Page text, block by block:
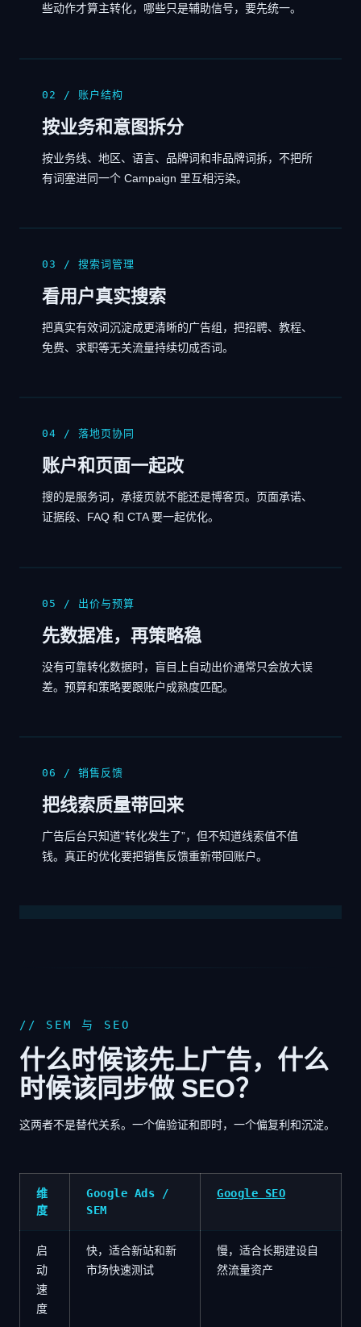
些动作才算主转化，哪些只是辅助信号，要先统一。
02 / 账户结构
按业务和意图拆分
按业务线、地区、语言、品牌词和非品牌词拆，不把所
有词塞进同一个 Campaign 里互相污染。
03 / 搜索词管理
看用户真实搜索
把真实有效词沉淀成更清晰的广告组，把招聘、教程、
免费、求职等无关流量持续切成否词。
04 / 落地页协同
账户和页面一起改
搜的是服务词，承接页就不能还是博客页。页面承诺、
证据段、FAQ 和 CTA 要一起优化。
05 / 出价与预算
先数据准，再策略稳
没有可靠转化数据时，盲目上自动出价通常只会放大误
差。预算和策略要跟账户成熟度匹配。
06 / 销售反馈
把线索质量带回来
广告后台只知道“转化发生了”，但不知道线索值不值
钱。真正的优化要把销售反馈重新带回账户。
// SEM 与 SEO
什么时候该先上广告，什么
时候该同步做 SEO？
这两者不是替代关系。一个偏验证和即时，一个偏复利和沉淀。
维
度
Google Ads /
SEM
Google SEO
启
动
速
度
快，适合新站和新
市场快速测试
慢，适合长期建设自
然流量资产